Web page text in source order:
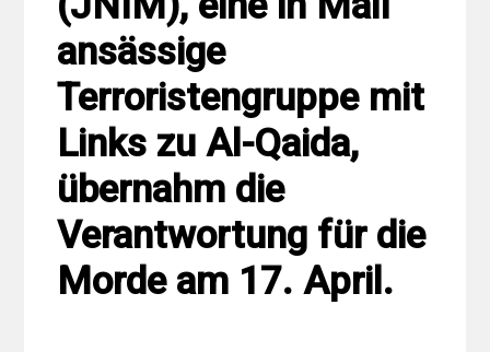
ansässige
Terroristengruppe mit
Links zu Al-Qaida,
übernahm die
Verantwortung für die
Morde am 17. April.